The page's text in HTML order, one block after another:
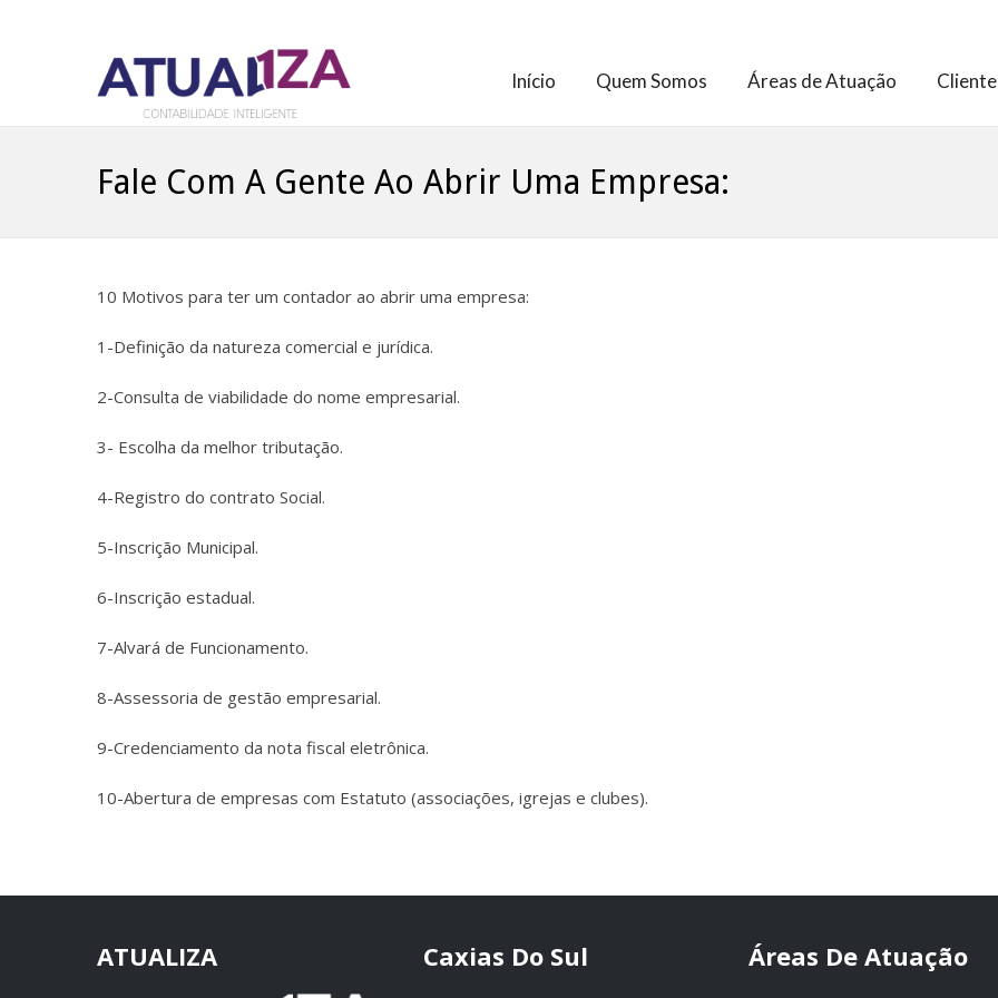
Início Quem Somos Áreas de Atuação
Fale Com A Gente Ao Abrir Uma Empresa:
10 Motivos para ter um contador ao abrir uma empresa:
1-Definição da natureza comercial e jurídica.
2-Consulta de viabilidade do nome empresarial.
3- Escolha da melhor tributação.
4-Registro do contrato Social.
5-Inscrição Municipal.
6-Inscrição estadual.
7-Alvará de Funcionamento.
8-Assessoria de gestão empresarial.
9-Credenciamento da nota fiscal eletrônica.
10-Abertura de empresas com Estatuto (associações, igrejas e clubes).
ATUALIZA Caxias Do Sul Áreas De Atuação